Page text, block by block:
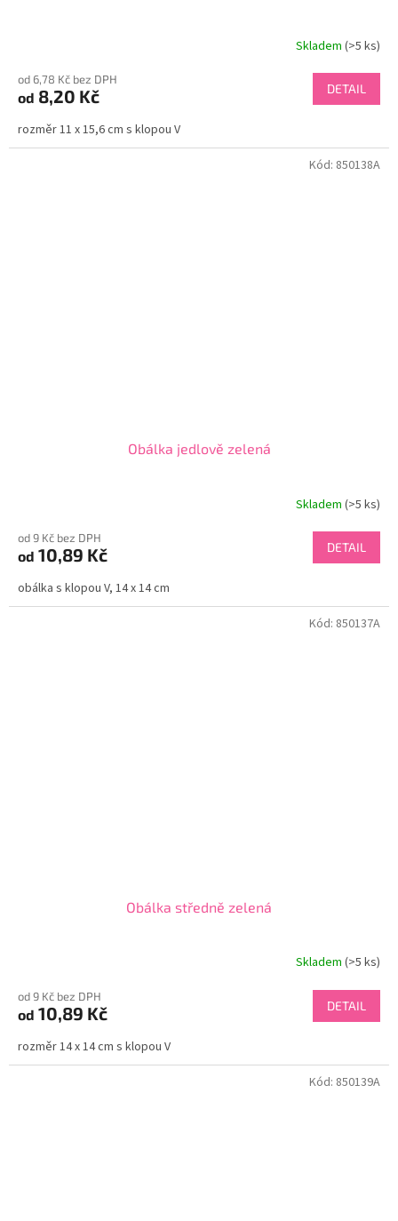
Skladem (>5 ks)
od 6,78 Kč bez DPH
od 8,20 Kč DETAIL
rozměr 11 x 15,6 cm s klopou V
Obálka jedlově zelená
Skladem (>5 ks)
od 9 Kč bez DPH
od 10,89 Kč DETAIL
obálka s klopou V, 14 x 14 cm
Kód: 850138A
Obálka středně zelená
Skladem (>5 ks)
od 9 Kč bez DPH
od 10,89 Kč DETAIL
rozměr 14 x 14 cm s klopou V
Kód: 850137A
Kód: 850139A